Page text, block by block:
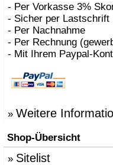
- Per Vorkasse 3%
- Sicher per Lastschrift
- Per Nachnahme
- Per Rechnung
- Mit Ihrem Paypal-
» Weitere
Shop-Übersicht
» Sitelist